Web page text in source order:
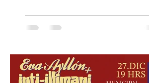
cinematográfica y actores en vivo,
recreando algunos de los universos más
una nueva atracción a su oferta
gastronómica y turística con la apertura de
Cinema, un restaurante temático